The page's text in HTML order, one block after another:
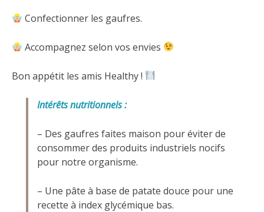
Confectionner les gaufres.
Accompagnez selon vos envies
Bon appétit les amis Healthy !
Intérêts nutritionnels :
– Des gaufres faites maison pour éviter de
consommer des produits industriels nocifs
pour notre organisme.
– Une pâte à base de patate douce pour une
recette à index glycémique bas.